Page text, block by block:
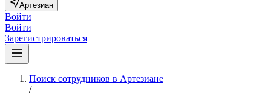
Артезиан
Войти
Войти
Зарегистрироваться
Поиск сотрудников в Артезиане
/